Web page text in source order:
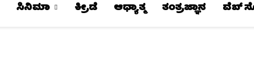
ಸಿನಿಮಾ ಕ್ರೀಡೆ ಆಧ್ಯಾತ್ಮ ತಂತ್ರಜ್ಞಾನ ವೆಬ್